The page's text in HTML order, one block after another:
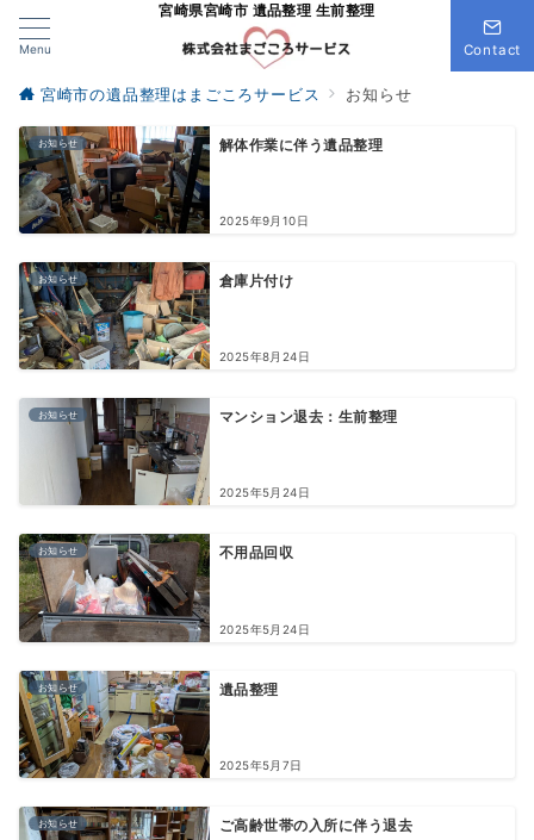
Menu
宮崎県宮崎市 遺品整理 生前整理
Contact
宮崎市の遺品整理はまごころサービス お知らせ
お知らせ 解体作業に伴う遺品整理
2025年9月10日
お知らせ 倉庫片付け
2025年8月24日
お知らせ マンション退去：生前整理
2025年5月24日
お知らせ 不用品回収
2025年5月24日
お知らせ 遺品整理
2025年5月7日
お知らせ ご高齢世帯の入所に伴う退去